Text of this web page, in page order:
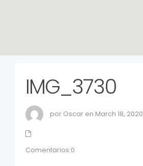
IMG_3730
por Oscar en March 18, 2020
Comentarios:0